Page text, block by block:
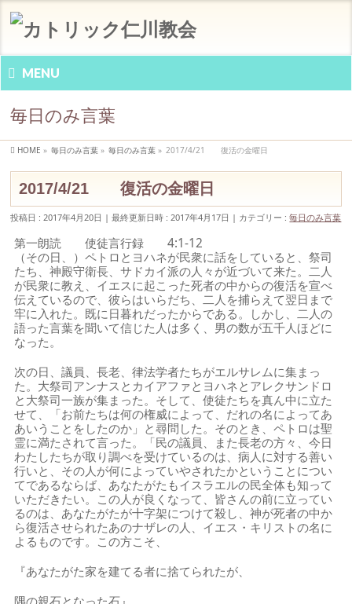
MENU
毎日のみ言葉
HOME » 毎日のみ言葉 » 毎日のみ言葉 » 2017/4/21 復活の金曜日
2017/4/21 復活の金曜日
投稿日 : 2017年4月20日 最終更新日時 : 2017年4月17日 カテゴリー :毎日のみ言葉
第一朗読 使徒言行録 4:1-12
（その日、）ペトロとヨハネが民衆に話をしていると、祭司
たち、神殿守衛長、サドカイ派の人々が近づいて来た。二人
が民衆に教え、イエスに起こった死者の中からの復活を宣べ
伝えているので、彼らはいらだち、二人を捕らえて翌日まで
牢に入れた。既に日暮れだったからである。しかし、二人の
語った言葉を聞いて信じた人は多く、男の数が五千人ほどに
なった。
次の日、議員、長老、律法学者たちがエルサレムに集まっ
た。大祭司アンナスとカイアファとヨハネとアレクサンドロ
と大祭司一族が集まった。そして、使徒たちを真ん中に立た
せて、「お前たちは何の権威によって、だれの名によってあ
あいうことをしたのか」と尋問した。そのとき、ペトロは聖
霊に満たされて言った。「民の議員、また長老の方々、今日
わたしたちが取り調べを受けているのは、病人に対する善い
行いと、その人が何によっていやされたかということについ
てであるならば、あなたがたもイスラエルの民全体も知って
いただきたい。この人が良くなって、皆さんの前に立ってい
るのは、あなたがたが十字架につけて殺し、神が死者の中か
ら復活させられたあのナザレの人、イエス・キリストの名に
よるものです。この方こそ、
『あなたがた家を建てる者に捨てられたが、